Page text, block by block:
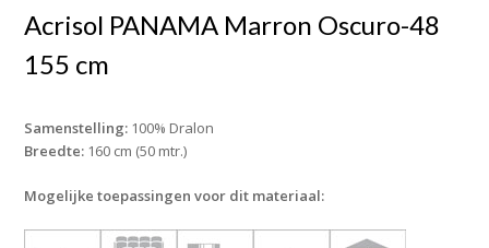
Acrisol PANAMA Marron Oscuro-48
155 cm
Samenstelling: 100% Dralon
Breedte: 160 cm (50 mtr.)
Mogelijke toepassingen voor dit materiaal: